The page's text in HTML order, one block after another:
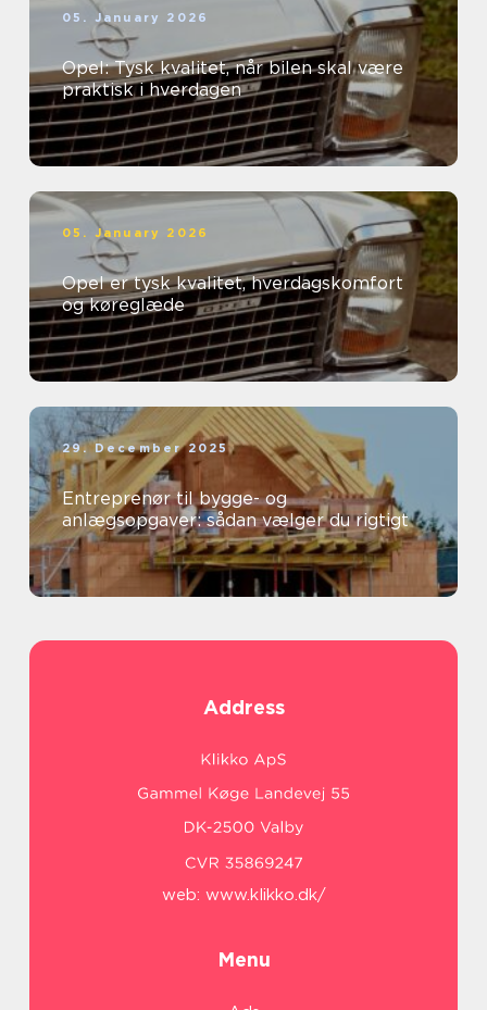
05. January 2026
Opel: Tysk kvalitet, når bilen skal være
praktisk i hverdagen
05. January 2026
Opel er tysk kvalitet, hverdagskomfort
og køreglæde
29. December 2025
Entreprenør til bygge- og
anlægsopgaver: sådan vælger du rigtigt
Address
web: www.klikko.dk/
Menu